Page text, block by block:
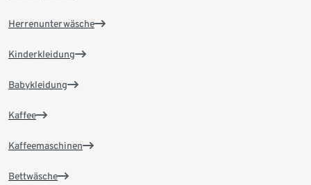
Herrenunterwäsche
Kinderkleidung
Babykleidung
Kaffee
Kaffeemaschinen
Bettwäsche